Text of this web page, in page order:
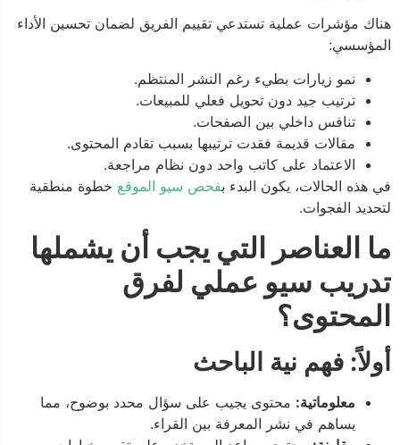
هناك مؤشرات عملية تستدعي تقييم الفريق لضمان تحسين الأداء
المؤسسي:
نمو زيارات بطيء رغم النشر المنتظم.
ترتيب جيد دون تحويل فعلي للمبيعات.
تنافس داخلي بين الصفحات.
مقالات قديمة فقدت ترتيبها بسبب تقادم المحتوى.
الاعتماد على كاتب واحد دون نظام مراجعة.
في هذه الحالات، يكون البدء ب فحص سيو الموقعخطوة منطقية
لتحديد الفجوات.
ما العناصر التي يجب أن يشملها
تدريب سيو عملي لفرق
المحتوى؟
أولاً: فهم نية الباحث
معلوماتية:محتوى يجيب على سؤال محدد بوضوح، مما
يساهم في نشر المعرفة بين القراء.